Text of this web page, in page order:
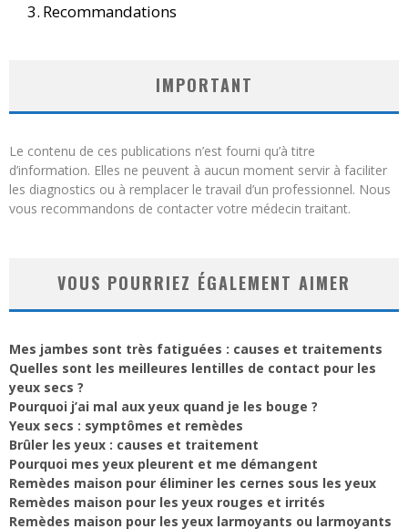
Recommandations
IMPORTANT
Le contenu de ces publications n’est fourni qu’à titre
d’information. Elles ne peuvent à aucun moment servir à faciliter
les diagnostics ou à remplacer le travail d’un professionnel. Nous
vous recommandons de contacter votre médecin traitant.
VOUS POURRIEZ ÉGALEMENT AIMER
Mes jambes sont très fatiguées : causes et traitements
Quelles sont les meilleures lentilles de contact pour les
yeux secs ?
Pourquoi j’ai mal aux yeux quand je les bouge ?
Yeux secs : symptômes et remèdes
Brûler les yeux : causes et traitement
Pourquoi mes yeux pleurent et me démangent
Remèdes maison pour éliminer les cernes sous les yeux
Remèdes maison pour les yeux rouges et irrités
Remèdes maison pour les yeux larmoyants ou larmoyants